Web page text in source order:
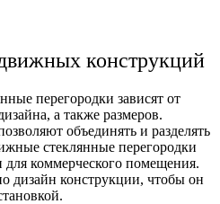
конструкций
перегородки зависят от
а также размеров.
объединять и разделять
стеклянные перегородки
коммерческого помещения.
дизайн конструкции, чтобы он